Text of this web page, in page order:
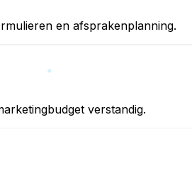
en afsprakenplanning.
verstandig.